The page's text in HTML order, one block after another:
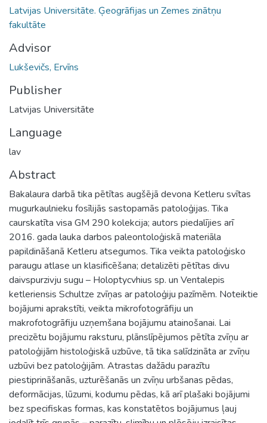
Latvijas Universitāte. Ģeogrāfijas un Zemes zinātņu
fakultāte
Advisor
Lukševičs, Ervīns
Publisher
Latvijas Universitāte
Language
lav
Abstract
Bakalaura darbā tika pētītas augšējā devona Ketleru svītas
mugurkaulnieku fosīlijās sastopamās patoloģijas. Tika
caurskatīta visa GM 290 kolekcija; autors piedalījies arī
2016. gada lauka darbos paleontoloģiskā materiāla
papildināšanā Ketleru atsegumos. Tika veikta patoloģisko
paraugu atlase un klasificēšana; detalizēti pētītas divu
daivspurzivju sugu – Holoptycvhius sp. un Ventalepis
ketleriensis Schultze zvīņas ar patoloģiju pazīmēm. Noteiktie
bojājumi aprakstīti, veikta mikrofotogrāfiju un
makrofotogrāfiju uzņemšana bojājumu atainošanai. Lai
precizētu bojājumu raksturu, plānslīpējumos pētīta zvīņu ar
patoloģijām histoloģiskā uzbūve, tā tika salīdzināta ar zvīņu
uzbūvi bez patoloģijām. Atrastas dažādu parazītu
piestiprināšanās, uzturēšanās un zvīņu urbšanas pēdas,
deformācijas, lūzumi, kodumu pēdas, kā arī plašaki bojājumi
bez specifiskas formas, kas konstatētos bojājumus ļauj